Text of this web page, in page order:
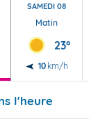
SAMEDI 08
Matin
23°
10 km/h
l'heure